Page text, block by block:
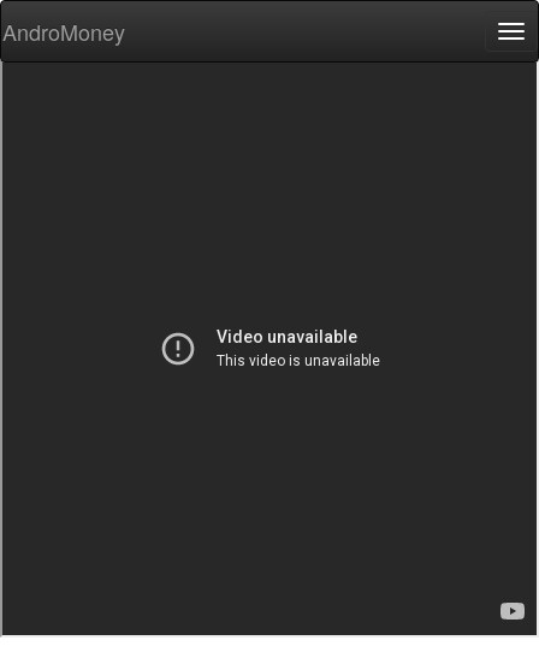
AndroMoney